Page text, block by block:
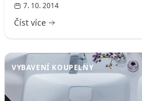
7. 10. 2014
Číst více
VYBAVENÍ KOUPELNY